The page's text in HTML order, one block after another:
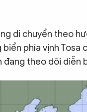
di chuyển theo
phía vịnh Tosa
đang theo dõi diễn